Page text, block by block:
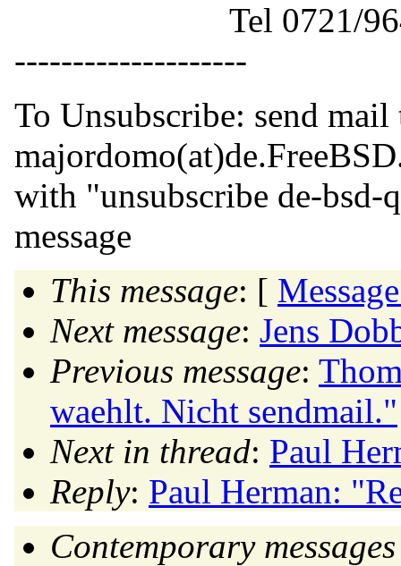
Tel 0721/96403-
--------------------
To Unsubscribe: send mail
majordomo(at)de.
with "unsubscribe de-bsd-
message
This message: [
Next message: Jens
Previous message:
waehlt. Nicht sendmail."
Next in thread: Paul
Reply: Paul Herman:
Contemporary